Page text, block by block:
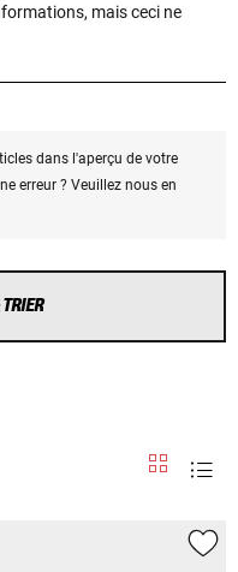
mais ceci ne
dans l'aperçu de votre
erreur ? Veuillez nous en